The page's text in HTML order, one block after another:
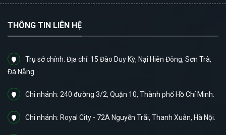
THÔNG TIN LIÊN HỆ
Trụ sở chính: Địa chỉ: 15 Đào Duy Kỳ, Nại Hiên Đông, Sơn Trà,
Đà Nẵng
Chi nhánh: 240 đường 3/2, Quận 10, Thành phố Hồ Chí Minh.
Chi nhánh: Royal City - 72A Nguyễn Trãi, Thanh Xuân, Hà Nội.